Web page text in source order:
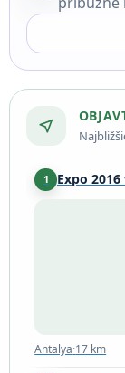
near_me
1 Expo
Antalya·17 km